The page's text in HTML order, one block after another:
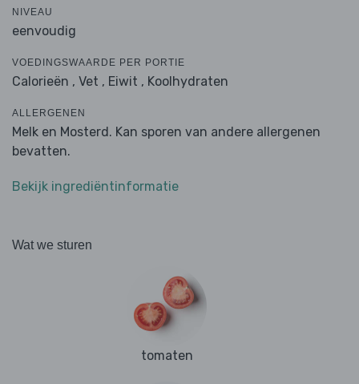
NIVEAU
eenvoudig
VOEDINGSWAARDE PER PORTIE
Calorieën , Vet , Eiwit , Koolhydraten
ALLERGENEN
Melk en Mosterd. Kan sporen van andere allergenen
bevatten.
Bekijk ingrediëntinformatie
Wat we sturen
tomaten